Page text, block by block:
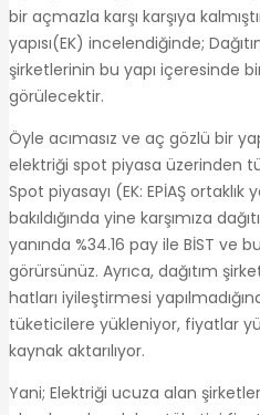
bir açmazla karşı karşıya
yapısı(EK) incelendiğinde;
şirketlerinin bu yapı içeresinde
görülecektir.
Öyle acımasız ve aç gözlü bir
elektriği spot piyasa üzerinden
Spot piyasayı (EK: EPİAŞ
bakıldığında yine karşımıza
yanında %34.16 pay ile BİST ve
görürsünüz. Ayrıca, dağıtım
hatları iyileştirmesi
tüketicilere yükleniyor, fiyatlar
kaynak aktarılıyor.
Yani; Elektriği ucuza alan